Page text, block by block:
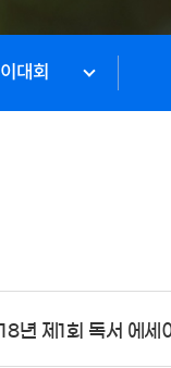
대회
년 제1회 독서 에세